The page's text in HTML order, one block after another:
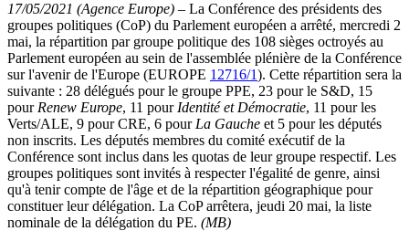
17/05/2021 (Agence Europe) – La Conférence des présidents des
groupes politiques (CoP) du Parlement européen a arrêté, mercredi 2
mai, la répartition par groupe politique des 108 sièges octroyés au
Parlement européen au sein de l'assemblée plénière de la Conférence
sur l'avenir de l'Europe (EUROPE 12716/1). Cette répartition sera la
suivante : 28 délégués pour le groupe PPE, 23 pour le S&D, 15
pour Renew Europe, 11 pour Identité et Démocratie, 11 pour les
Verts/ALE, 9 pour CRE, 6 pour La Gauche et 5 pour les députés
non inscrits. Les députés membres du comité exécutif de la
Conférence sont inclus dans les quotas de leur groupe respectif. Les
groupes politiques sont invités à respecter l'égalité de genre, ainsi
qu'à tenir compte de l'âge et de la répartition géographique pour
constituer leur délégation. La CoP arrêtera, jeudi 20 mai, la liste
nominale de la délégation du PE. (MB)